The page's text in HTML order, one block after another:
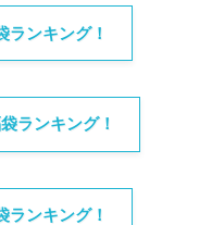
ランキング！
ランキング！
ランキング！